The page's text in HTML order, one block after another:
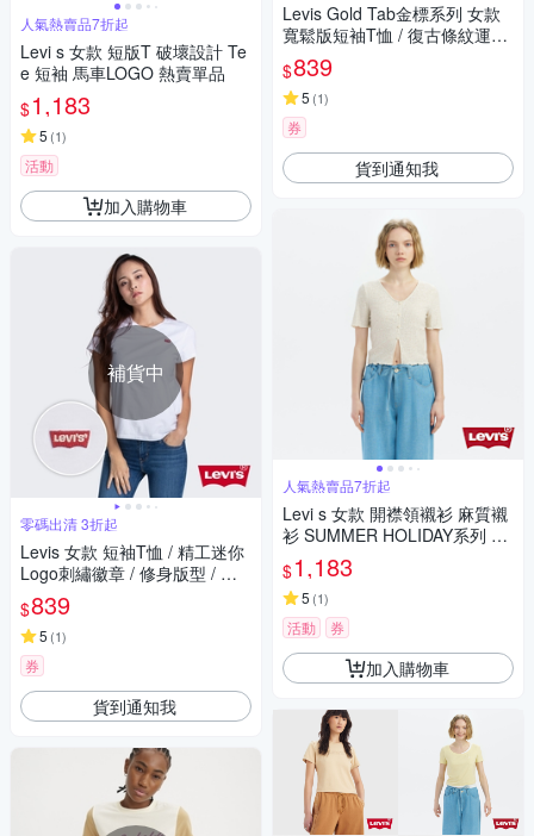
人氣熱賣品7折起
Levi s 女款 短版T 破壞設計 Te
e 短袖 馬車LOGO 熱賣單品
$1,183
5 (1)
活動
加入購物車
補貨中
零碼出清 3折起
Levis 女款 短袖T恤 / 精工迷你
Logo刺繡徽章 / 修身版型 / 有
機面料 白
$839
5 (1)
券
貨到通知我
Levis Gold Tab金標系列 女款
寬鬆版短袖T恤 / 復古條紋運動
$839
5 (1)
券
貨到通知我
人氣熱賣品7折起
Levi s 女款 開襟領襯衫 麻質襯
衫 SUMMER HOLIDAY系列 涼
爽罩衫 熱賣單品
$1,183
5 (1)
活動 券
加入購物車